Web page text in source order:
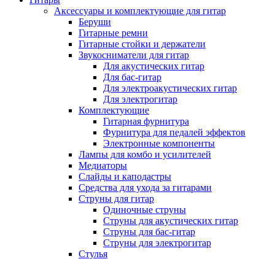
Аксессуары и комплектующие для гитар
Беруши
Гитарные ремни
Гитарные стойки и держатели
Звукосниматели для гитар
Для акустических гитар
Для бас-гитар
Для электроакустических гитар
Для электрогитар
Комплектующие
Гитарная фурнитура
Фурнитура для педалей эффектов
Электронные компоненты
Лампы для комбо и усилителей
Медиаторы
Слайды и каподастры
Средства для ухода за гитарами
Струны для гитар
Одиночные струны
Струны для акустических гитар
Струны для бас-гитар
Струны для электрогитар
Стулья